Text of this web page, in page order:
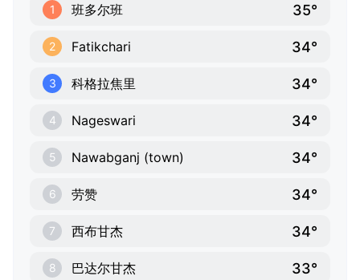
1 班多尔班 35°
2 Fatikchari 34°
3 科格拉焦里 34°
4 Nageswari 34°
5 Nawabganj (town) 34°
6 劳赞 34°
7 西布甘杰 34°
8 巴达尔甘杰 33°